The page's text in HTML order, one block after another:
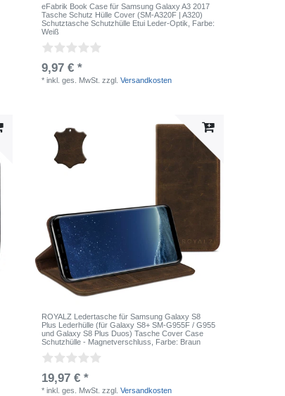
eFabrik Book Case für Samsung Galaxy A3 2017
Tasche Schutz Hülle Cover (SM-A320F | A320)
Schutztasche Schutzhülle Etui Leder-Optik , Farbe:
Weiß
9,97 € *
*inkl. ges. MwSt. zzgl.Versandkosten
ROYALZ Ledertasche für Samsung Galaxy S8
Plus Lederhülle (für Galaxy S8+ SM-G955F / G955
und Galaxy S8 Plus Duos) Tasche Cover Case
Schutzhülle - Magnetverschluss , Farbe: Braun
19,97 € *
*inkl. ges. MwSt. zzgl.Versandkosten